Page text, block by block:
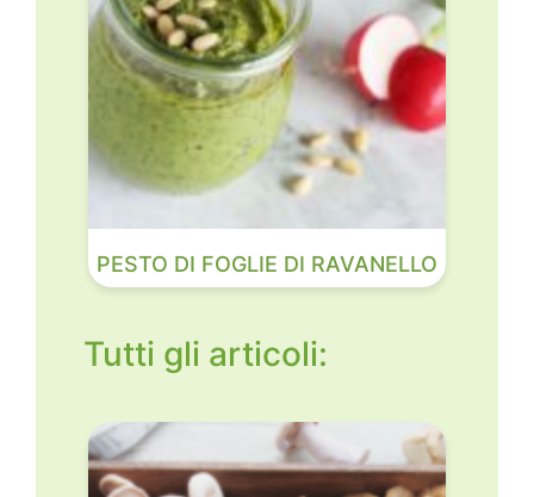
PESTO DI FOGLIE DI RAVANELLO
Tutti gli articoli: